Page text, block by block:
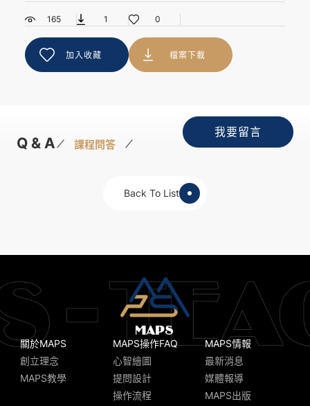
165 1 0
加入收藏 檔案下載
Q & A 課程問答
我要留言
Back To List
關於MAPS
創立理念
MAPS教學
MAPS操作FAQ
心智繪圖
提問設計
操作流程
MAPS情報
最新消息
媒體報導
MAPS出版